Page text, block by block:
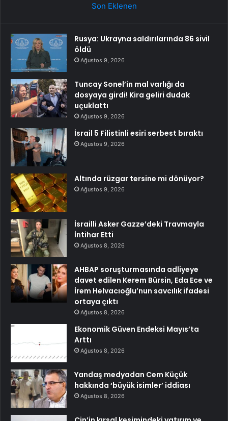
Son Eklenen
Rusya: Ukrayna saldırılarında 86 sivil
öldü
Ağustos 9, 2026
Tuncay Sonel’in mal varlığı da
dosyaya girdi! Kira geliri dudak
uçuklattı
Ağustos 9, 2026
İsrail 5 Filistinli esiri serbest bıraktı
Ağustos 9, 2026
Altında rüzgar tersine mi dönüyor?
Ağustos 9, 2026
İsrailli Asker Gazze’deki Travmayla
İntihar Etti
Ağustos 8, 2026
AHBAP soruşturmasında adliyeye
davet edilen Kerem Bürsin, Eda Ece ve
İrem Helvacıoğlu’nun savcılık ifadesi
ortaya çıktı
Ağustos 8, 2026
Ekonomik Güven Endeksi Mayıs’ta
Arttı
Ağustos 8, 2026
Yandaş medyadan Cem Küçük
hakkında ‘büyük isimler’ iddiası
Ağustos 8, 2026